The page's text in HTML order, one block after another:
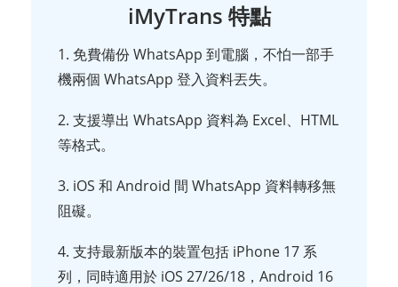
iMyTrans 特點
1. 免費備份 WhatsApp 到電腦，不怕一部手
機兩個 WhatsApp 登入資料丟失。
2. 支援導出 WhatsApp 資料為 Excel、HTML
等格式。
3. iOS 和 Android 間 WhatsApp 資料轉移無
阻礙。
4. 支持最新版本的裝置包括 iPhone 17 系
列，同時適用於 iOS 27/26/18，Android 16